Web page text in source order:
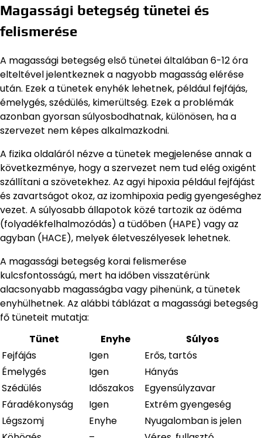
Magassági betegség tünetei és
felismerése
A magassági betegség első tünetei általában 6-12 óra
elteltével jelentkeznek a nagyobb magasság elérése
után. Ezek a tünetek enyhék lehetnek, például fejfájás,
émelygés, szédülés, kimerültség. Ezek a problémák
azonban gyorsan súlyosbodhatnak, különösen, ha a
szervezet nem képes alkalmazkodni.
A fizika oldaláról nézve a tünetek megjelenése annak a
következménye, hogy a szervezet nem tud elég oxigént
szállítani a szövetekhez. Az agyi hipoxia például fejfájást
és zavartságot okoz, az izomhipoxia pedig gyengeséghez
vezet. A súlyosabb állapotok közé tartozik az ödéma
(folyadékfelhalmozódás) a tüdőben (HAPE) vagy az
agyban (HACE), melyek életveszélyesek lehetnek.
A magassági betegség korai felismerése
kulcsfontosságú, mert ha időben visszatérünk
alacsonyabb magasságba vagy pihenünk, a tünetek
enyhülhetnek. Az alábbi táblázat a magassági betegség
fő tüneteit mutatja:
Tünet
Enyhe
Súlyos
Fejfájás
Igen
Erős, tartós
Émelygés
Igen
Hányás
Szédülés
Időszakos
Egyensúlyzavar
Fáradékonyság
Igen
Extrém gyengeség
Légszomj
Enyhe
Nyugalomban is jelen